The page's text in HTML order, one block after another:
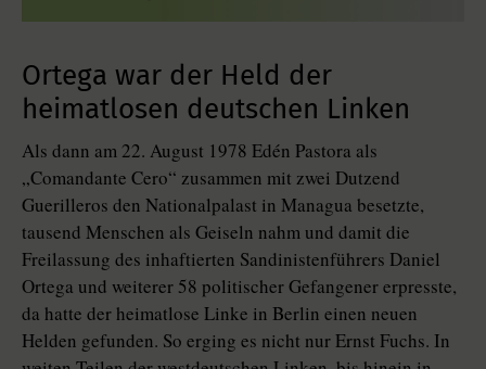
Ortega war der Held der
heimatlosen deutschen Linken
Als dann am 22. August 1978 Edén Pastora als
„Comandante Cero“ zusammen mit zwei Dutzend
Guerilleros den Nationalpalast in Managua besetzte,
tausend Menschen als Geiseln nahm und damit die
Freilassung des inhaftierten Sandinistenführers Daniel
Ortega und weiterer 58 politischer Gefangener erpresste,
da hatte der heimatlose Linke in Berlin einen neuen
Helden gefunden. So erging es nicht nur Ernst Fuchs. In